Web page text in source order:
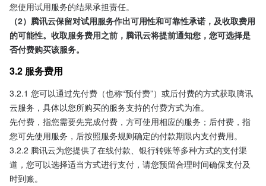
您使用试用服务的结果承担责任。
（2）腾讯云保留对试用服务作出可用性和可靠性承诺，及收取费用
的可能性。收取服务费用之前，腾讯云将提前通知您，您可选择是
否付费购买该服务。
3.2 服务费用
3.2.1 您可以通过先付费（也称“预付费”）或后付费的方式获取腾讯
云服务，具体以您所购买的服务支持的付费方式为准。
先付费，指您需要先完成付费，方可使用相应的服务；后付费，指
您可先使用服务，后按照服务规则确定的付款期限内支付费用。
3.2.2 腾讯云为您提供了在线付款、银行转账等多种方式的支付渠
道，您可以选择适当方式进行支付，请您预留合理时间确保支付及
时到账。